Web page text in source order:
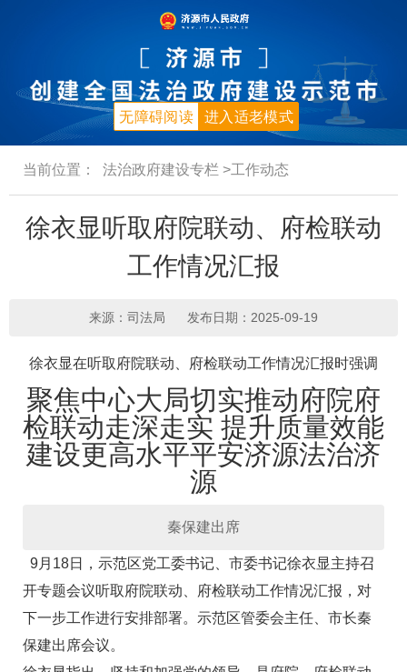
进入适老模式
无障碍阅读
当前位置： 法治政府建设专栏 >工作动态
徐衣显听取府院联动、府检联动
工作情况汇报
来源：司法局 发布日期：2025-09-19
徐衣显在听取府院联动、府检联动工作情况汇报时强调
聚焦中心大局切实推动府院府
检联动走深走实 提升质量效能
建设更高水平平安济源法治济
源
秦保建出席
9月18日，示范区党工委书记、市委书记徐衣显主持召
开专题会议听取府院联动、府检联动工作情况汇报，对
下一步工作进行安排部署。示范区管委会主任、市长秦
保建出席会议。